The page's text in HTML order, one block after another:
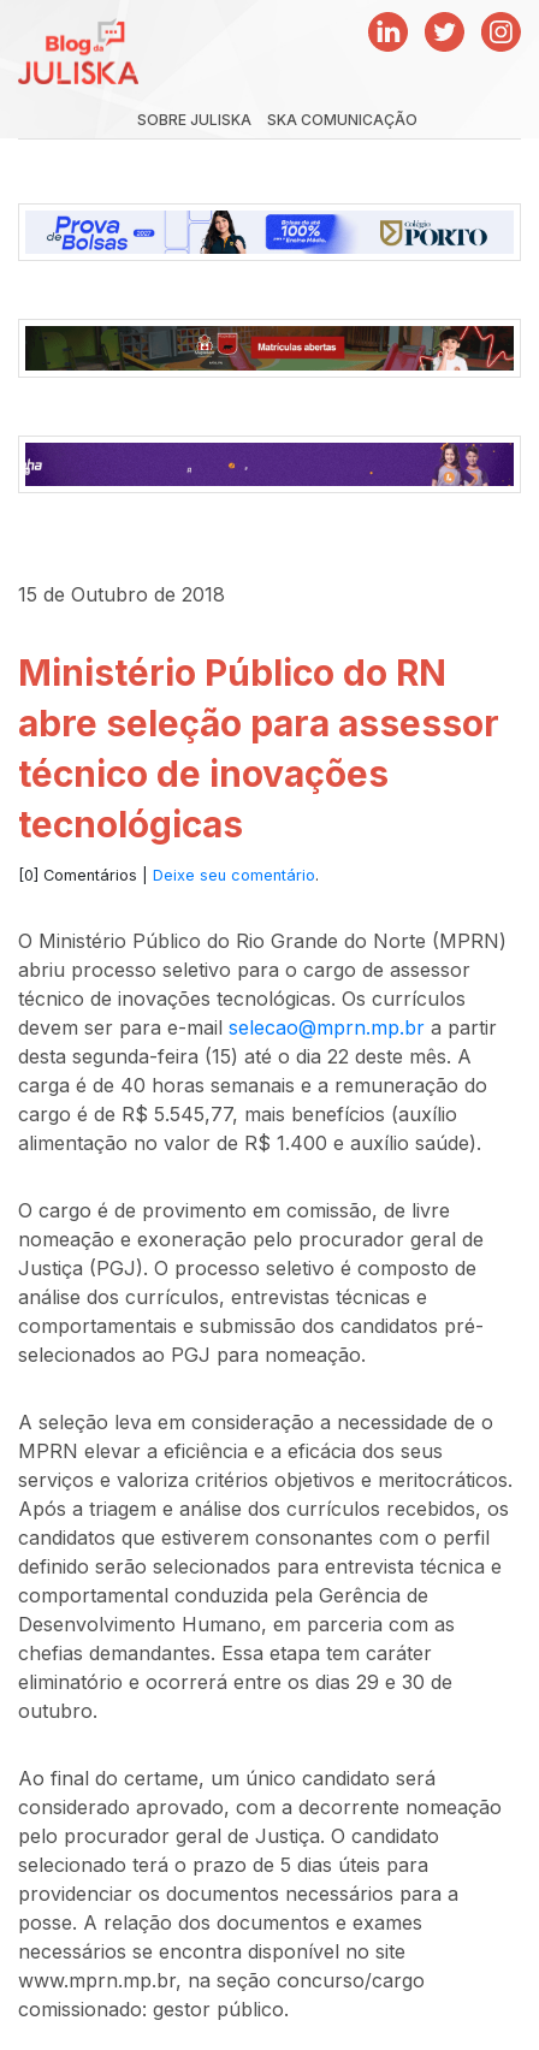
SOBRE JULISKA SKA COMUNICAÇÃO
15 de Outubro de 2018
Ministério Público do RN
abre seleção para assessor
técnico de inovações
tecnológicas
[0] Comentários | Deixe seu comentário.
O Ministério Público do Rio Grande do Norte (MPRN)
abriu processo seletivo para o cargo de assessor
técnico de inovações tecnológicas. Os currículos
devem ser para e-mail selecao@mprn.mp.br a partir
desta segunda-feira (15) até o dia 22 deste mês. A
carga é de 40 horas semanais e a remuneração do
cargo é de R$ 5.545,77, mais benefícios (auxílio
alimentação no valor de R$ 1.400 e auxílio saúde).
O cargo é de provimento em comissão, de livre
nomeação e exoneração pelo procurador geral de
Justiça (PGJ). O processo seletivo é composto de
análise dos currículos, entrevistas técnicas e
comportamentais e submissão dos candidatos pré-
selecionados ao PGJ para nomeação.
A seleção leva em consideração a necessidade de o
MPRN elevar a eficiência e a eficácia dos seus
serviços e valoriza critérios objetivos e meritocráticos.
Após a triagem e análise dos currículos recebidos, os
candidatos que estiverem consonantes com o perfil
definido serão selecionados para entrevista técnica e
comportamental conduzida pela Gerência de
Desenvolvimento Humano, em parceria com as
chefias demandantes. Essa etapa tem caráter
eliminatório e ocorrerá entre os dias 29 e 30 de
outubro.
Ao final do certame, um único candidato será
considerado aprovado, com a decorrente nomeação
pelo procurador geral de Justiça. O candidato
selecionado terá o prazo de 5 dias úteis para
providenciar os documentos necessários para a
posse. A relação dos documentos e exames
necessários se encontra disponível no site
www.mprn.mp.br, na seção concurso/cargo
comissionado: gestor público.